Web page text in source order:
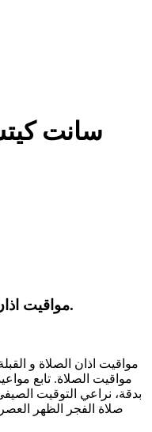
سانت
مواقيت اذان الصلاة و القبلة و الاذان الصوتي.
مواقيت اذان الصلاة و
مواقيت الصلاة. تابع
بدقة، نراعي التوقيت
صلاة الفجر الظهر